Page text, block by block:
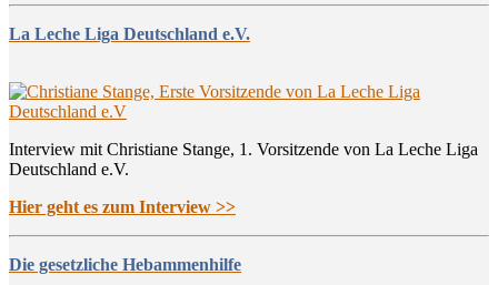
La Leche Liga Deutschland e.V.
Interview mit Christiane Stange, 1. Vorsitzende von La Leche Liga
Deutschland e.V.
Hier geht es zum Interview >>
Die gesetzliche Hebammenhilfe